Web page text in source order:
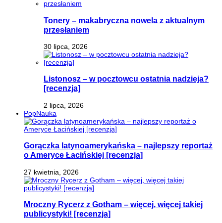
Tonery – makabryczna nowela z aktualnym
przesłaniem
30 lipca, 2026
Listonosz – w pocztowcu ostatnia nadzieja?
[recenzja]
2 lipca, 2026
PopNauka
Gorączka latynoamerykańska – najlepszy reportaż
o Ameryce Łacińskiej [recenzja]
27 kwietnia, 2026
Mroczny Rycerz z Gotham – więcej, więcej takiej
publicystyki! [recenzja]